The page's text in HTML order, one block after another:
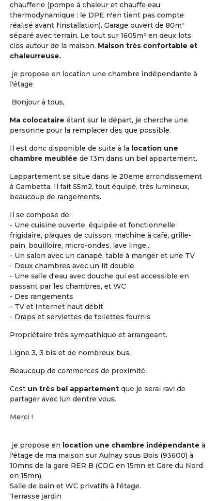
chaufferie (pompe à chaleur et chauffe eau
thermodynamique : le DPE n'en tient pas compte
réalisé avant l'installation). Garage ouvert de 80m²
séparé avec terrain. Le tout sur 1605m² en deux lots,
clos autour de la maison. Maison très confortable et
chaleurreuse.
je propose en location une chambre indépendante à
l'étage
Bonjour à tous,
Ma colocataire étant sur le départ, je cherche une
personne pour la remplacer dès que possible.
Il est donc disponible de suite à la location une
chambre meublée de 13m dans un bel appartement.
Lappartement se situe dans le 20eme arrondissement
à Gambetta. Il fait 55m2, tout équipé, très lumineux,
beaucoup de rangements.
Il se compose de:
- Une cuisine ouverte, équipée et fonctionnelle :
frigidaire, plaques de cuisson, machine à café, grille-
pain, bouilloire, micro-ondes, lave linge...
- Un salon avec un canapé, table à manger et une TV
- Deux chambres avec un lit double
- Une salle d'eau avec douche qui est accessible en
passant par les chambres, et WC
- Des rangements
- TV et Internet haut débit
- Draps et serviettes de toilettes fournis
Propriétaire très sympathique et arrangeant.
Ligne 3, 3 bis et de nombreux bus.
Beaucoup de commerces de proximité.
Cest un très bel appartement que je serai ravi de
partager avec lun dentre vous.
Merci !
je propose en location une chambre indépendante à
l'étage de ma maison sur Aulnay sous Bois (93600) à
10mns de la gare RER B (CDG en 15mn et Gare du Nord
en 15mn).
Salle de bain et WC privatifs à l'étage.
Terrasse jardin
La Maison Partagée , nouveau modèle de
Partagé Senior, séduit de nombreux retraités ou
futurs retraités, qui aspirent à un mode de vie
collectif où chacun a son rôle à jouer.
Le logement partagé pour seniors, habitat à taille
humaine, est une alternative entre la vie à domicile
et lamaison de retraite.
Les locataires ou
colocataires n'y sont pas « accueillis », ils sont
réellement chez eux.
objectif principal de permettre de « vivre chez soi
sans être seul ».
Vous êtes propriétaire d'un logement seniors ou
gestionnaire d’une Maison Partagée existante ou
Proposer une
Vivre ensemble dans un
trouver« les bonnes personnes » avec qui
l'occuper...
Les clés d'un projet de colocation réussi
entre seniors : avoir certains centres
d'intérêts en commun !